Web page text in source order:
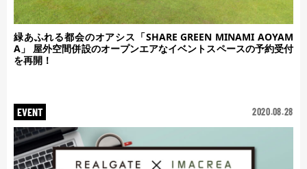
緑あふれる都会のオアシス「SHARE GREEN MINAMI AOYAM
A」 屋外空間併設のオープンエアなイベントスペースの予約受付
を再開！
EVENT 2020.08.28